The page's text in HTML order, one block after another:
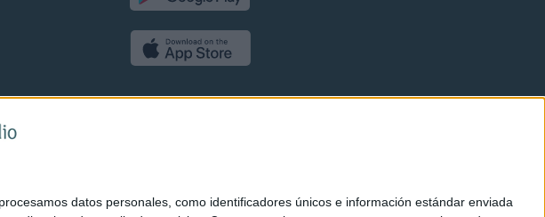
datos personales, como identificadores únicos e información estándar enviada